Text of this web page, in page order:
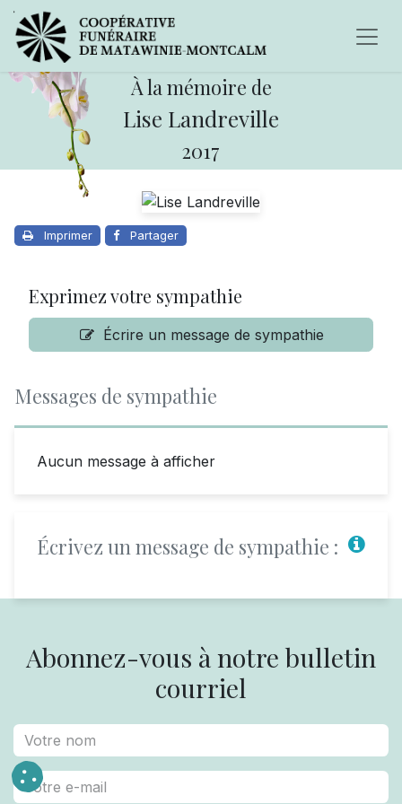
À la mémoire de
Lise Landreville
2017
Imprimer Partager
Exprimez votre sympathie
Écrire un message de sympathie
Messages de sympathie
Aucun message à afficher
Écrivez un message de sympathie :
Abonnez-vous à notre bulletin
courriel